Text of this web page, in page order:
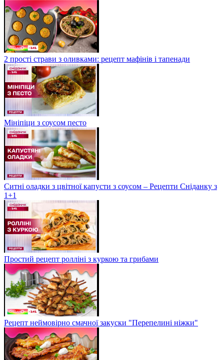
2 прості страви з оливками: рецепт мафінів і тапенади
Мініпіци з соусом песто
Ситні оладки з цвітної капусти з соусом – Рецепти Сніданку з
1+1
Простий рецепт ролліні з куркою та грибами
Рецепт неймовірно смачної закуски "Перепелині ніжки"